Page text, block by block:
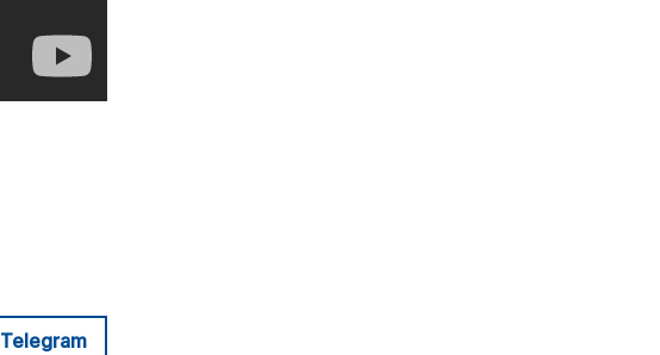
Telegram